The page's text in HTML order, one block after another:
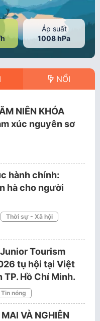
Áp suất
1008 hPa
NỔI
NIÊN KHÓA
xúc nguyên sơ
hành chính:
hà cho người
Thời sự - Xã hội
Tourism
tụ hội tại Việt
TP. Hồ Chí Minh.
Tin nóng
VÀ NGHIÊN